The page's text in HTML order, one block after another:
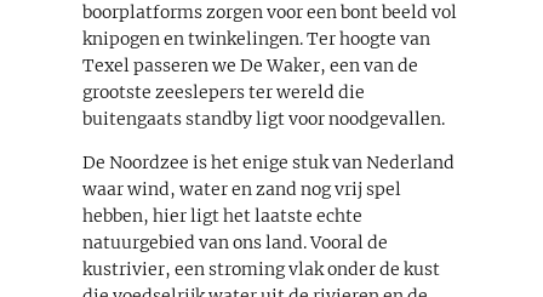
boorplatforms zorgen voor een bont beeld vol
knipogen en twinkelingen. Ter hoogte van
Texel passeren we De Waker, een van de
grootste zeeslepers ter wereld die
buitengaats standby ligt voor noodgevallen.
De Noordzee is het enige stuk van Nederland
waar wind, water en zand nog vrij spel
hebben, hier ligt het laatste echte
natuurgebied van ons land. Vooral de
kustrivier, een stroming vlak onder de kust